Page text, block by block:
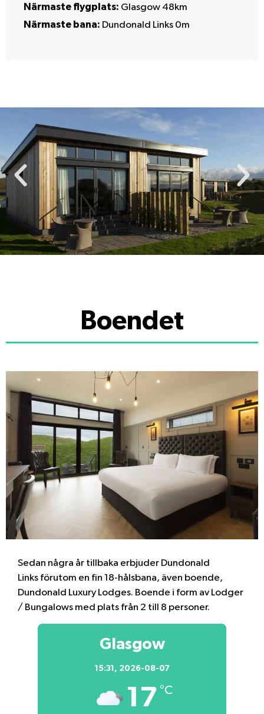
Närmaste flygplats: Glasgow 48km
Närmaste bana: Dundonald Links 0m
Boendet
Sedan några år tillbaka erbjuder Dundonald
Links förutom en fin 18-hålsbana, även boende,
Dundonald Luxury Lodges. Boende i form av Lodger
/ Bungalows med plats från 2 till 8 personer.
Glasgow
15:31, 2026-08-07
17 °C